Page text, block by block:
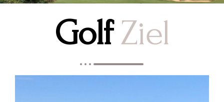
GolfZiel